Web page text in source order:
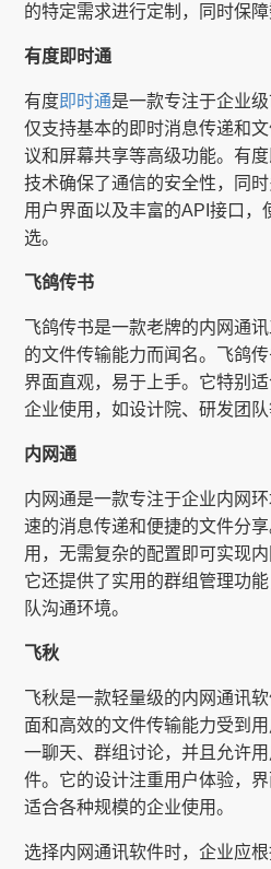
的特定需求进行定制，同时保
有度即时通
有度即时通是一款专注于企业
仅支持基本的即时消息传递和
议和屏幕共享等高级功能。有
技术确保了通信的安全性，同
用户界面以及丰富的API接口，
选。
飞鸽传书
飞鸽传书是一款老牌的内网通
的文件传输能力而闻名。飞鸽
界面直观，易于上手。它特别
企业使用，如设计院、研发团队
内网通
内网通是一款专注于企业内网
速的消息传递和便捷的文件分
用，无需复杂的配置即可实现
它还提供了实用的群组管理功
队沟通环境。
飞秋
飞秋是一款轻量级的内网通讯
面和高效的文件传输能力受到
一聊天、群组讨论，并且允许
件。它的设计注重用户体验，
适合各种规模的企业使用。
选择内网通讯软件时，企业应